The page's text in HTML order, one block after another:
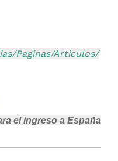
Paginas/Articulos/
el ingreso a España